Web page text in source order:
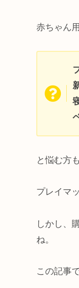
赤ちゃん
と悩む方
プレイマ
しかし、
ね。
この記事